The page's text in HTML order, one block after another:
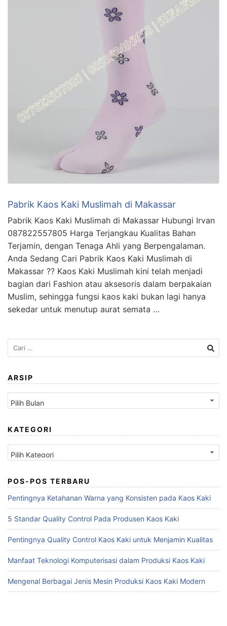
Pabrik Kaos Kaki Muslimah di Makassar
Pabrik Kaos Kaki Muslimah di Makassar Hubungi Irvan
087822557805 Harga Terjangkau Kualitas Bahan
Terjamin, dengan Tenaga Ahli yang Berpengalaman.
Anda Sedang Cari Pabrik Kaos Kaki Muslimah di
Makassar ?? Kaos Kaki Muslimah kini telah menjadi
bagian dari Fashion atau aksesoris dalam berpakaian
Muslim, sehingga fungsi kaos kaki bukan lagi hanya
sekedar untuk menutup aurat semata …
Cari
untuk:
ARSIP
Arsip
KATEGORI
Kategori
POS-POS TERBARU
Pentingnya Ketahanan Warna yang Konsisten pada Kaos Kaki
5 Standar Quality Control Pada Produsen Kaos Kaki
Pentingnya Quality Control Kaos Kaki untuk Menjamin Kualitas
Manfaat Teknologi Komputerisasi dalam Produksi Kaos Kaki
Mengenal Berbagai Jenis Mesin Produksi Kaos Kaki Modern